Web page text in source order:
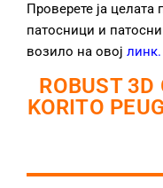
Проверете ја целата
патосници и
возило на овој линк.
ROBUST 3D
KORITO